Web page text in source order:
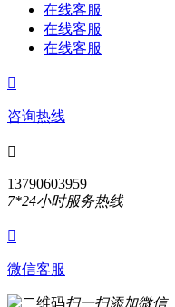
在线客服
在线客服
在线客服

咨询热线

13790603959
7*24小时服务热线

微信客服
扫一扫添加微信